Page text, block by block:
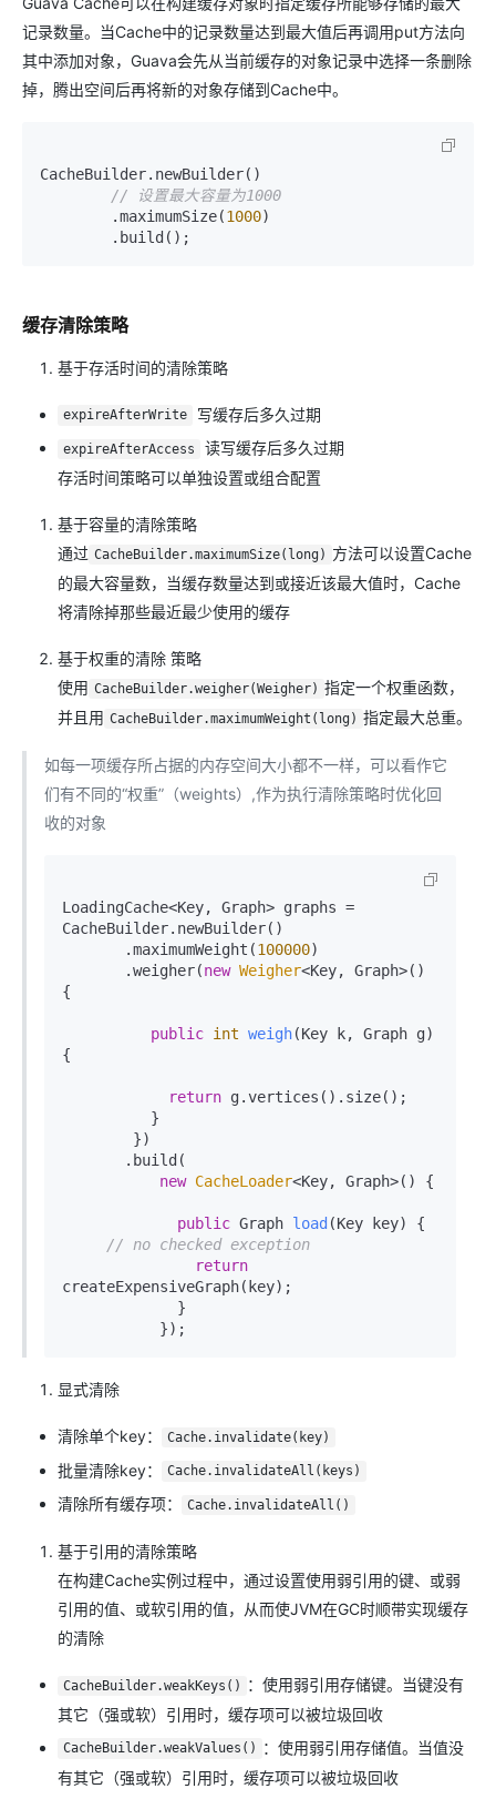
记录数量。当Cache中的记录数量达到最大值后再调用put方法向
其中添加对象，Guava会先从当前缓存的对象记录中选择一条删除
掉，腾出空间后再将新的对象存储到Cache中。
CacheBuilder.newBuilder()
// 设置最大容量为1000
        .maximumSize(
1000)
缓存清除策略
基于存活时间的清除策略
expireAfterWrite 写缓存后多久过期
expireAfterAccess
读写缓存后多久过期
存活时间策略可以单独设置或组合配置
基于容量的清除策略
通过 CacheBuilder.maximumSize(long) 方法可以设置Cache
的最大容量数，当缓存数量达到或接近该最大值时，Cache
将清除掉那些最近最少使用的缓存
基于权重的清除 策略
使用 CacheBuilder.weigher(Weigher) 指定一个权重函数，
并且用 CacheBuilder.maximumWeight(long) 指定最大总重。
如每一项缓存所占据的内存空间大小都不一样，可以看作它
们有不同的“权重”（weights）,作为执行清除策略时优化回
收的对象
LoadingCache<Key, Graph> graphs =
CacheBuilder.newBuilder()
       .maximumWeight(
100000)
       .weigher(
new Weigher<Key, Graph>()
{
public int weigh(Key k, Graph g)
{
return g.vertices().size();
new CacheLoader<Key, Graph>() {
public Graph load (Key key)
{
// no checked exception
return
createExpensiveGraph(key);
显式清除
清除单个key： Cache.invalidate(key)
批量清除key： Cache.invalidateAll(keys)
清除所有缓存项： Cache.invalidateAll()
基于引用的清除策略
在构建Cache实例过程中，通过设置使用弱引用的键、或弱
引用的值、或软引用的值，从而使JVM在GC时顺带实现缓存
的清除
CacheBuilder.weakKeys()
：使用弱引用存储键。当键没有
其它（强或软）引用时，缓存项可以被垃圾回收
CacheBuilder.weakValues()
：使用弱引用存储值。当值没
有其它（强或软）引用时，缓存项可以被垃圾回收